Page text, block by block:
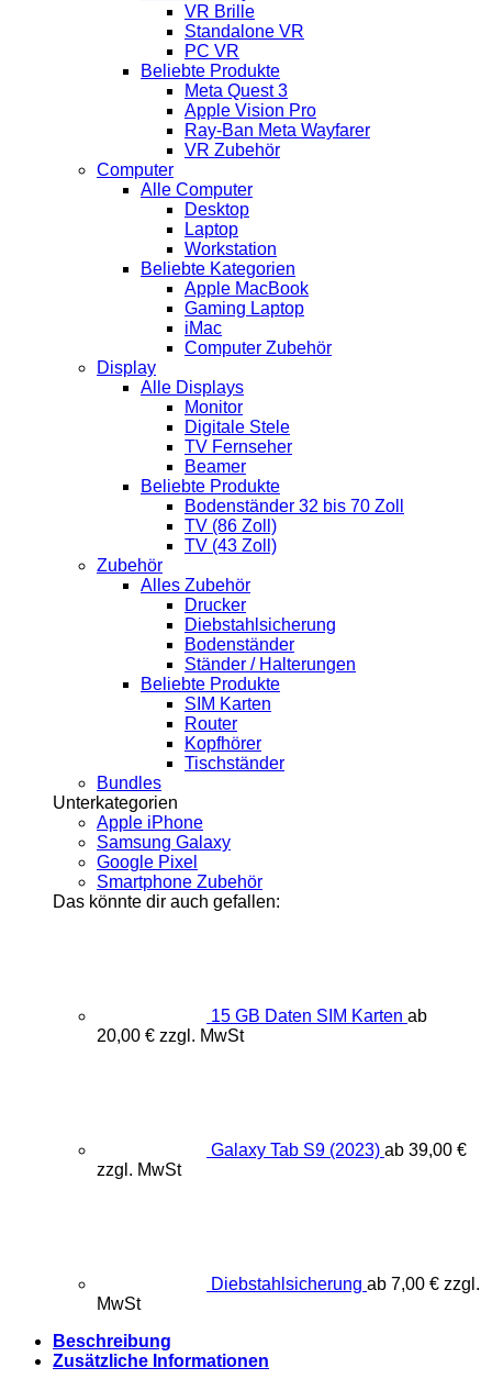
VR Brille
Standalone VR
PC VR
Beliebte Produkte
Meta Quest 3
Apple Vision Pro
Ray-Ban Meta Wayfarer
VR Zubehör
Computer
Alle Computer
Desktop
Laptop
Workstation
Beliebte Kategorien
Apple MacBook
Gaming Laptop
iMac
Computer Zubehör
Display
Alle Displays
Monitor
Digitale Stele
TV Fernseher
Beamer
Beliebte Produkte
Bodenständer 32 bis 70 Zoll
TV (86 Zoll)
TV (43 Zoll)
Zubehör
Alles Zubehör
Drucker
Diebstahlsicherung
Bodenständer
Ständer / Halterungen
Beliebte Produkte
SIM Karten
Router
Kopfhörer
Tischständer
Bundles
Unterkategorien
Apple iPhone
Samsung Galaxy
Google Pixel
Smartphone Zubehör
Das könnte dir auch gefallen:
15 GB Daten SIM Karten ab
20,00 € zzgl. MwSt
Galaxy Tab S9 (2023) ab 39,00 €
zzgl. MwSt
Diebstahlsicherung ab 7,00 € zzgl.
MwSt
Beschreibung
Zusätzliche Informationen